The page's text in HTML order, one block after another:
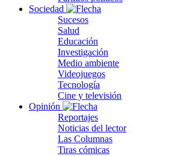
Sociedad
Sucesos
Salud
Educación
Investigación
Medio ambiente
Videojuegos
Tecnología
Cine y televisión
Opinión
Reportajes
Noticias del lector
Las Columnas
Tiras cómicas